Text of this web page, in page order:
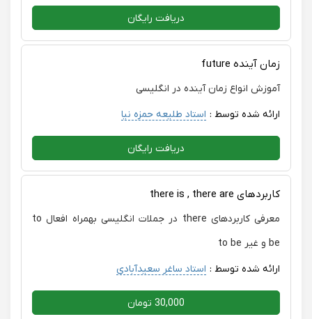
دریافت رایگان
زمان آینده future
آموزش انواع زمان آینده در انگلیسی
ارائه شده توسط : استاد طلیعه حمزه نیا
دریافت رایگان
کاربردهای there is , there are
معرفی کاربردهای there در جملات انگلیسی بهمراه افعال to
be و غیر to be
ارائه شده توسط : استاد ساغر سعیدآبادی
30,000 تومان